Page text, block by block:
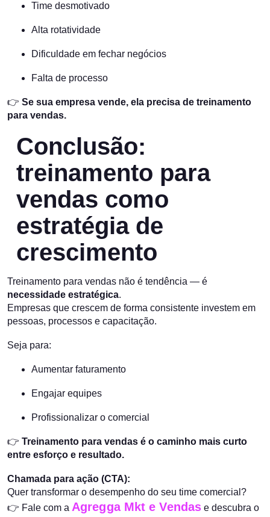
Time desmotivado
Alta rotatividade
Dificuldade em fechar negócios
Falta de processo
👉 Se sua empresa vende, ela precisa de treinamento
para vendas.
Conclusão:
treinamento para
vendas como
estratégia de
crescimento
Treinamento para vendas não é tendência — é
necessidade estratégica.
Empresas que crescem de forma consistente investem em
pessoas, processos e capacitação.
Seja para:
Aumentar faturamento
Engajar equipes
Profissionalizar o comercial
👉 Treinamento para vendas é o caminho mais curto
entre esforço e resultado.
Chamada para ação (CTA):
Quer transformar o desempenho do seu time comercial?
👉 Fale com a Agregga Mkt e Vendas e descubra o